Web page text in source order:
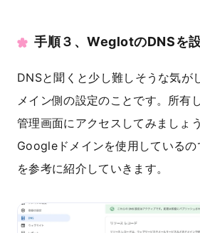
手順３、WeglotのDNSを
DNSと聞くと少し難しそうな気が
メイン側の設定のことです。所有
管理画面にアクセスしてみましょ
Googleドメインを使用している
を参考に紹介していきます。